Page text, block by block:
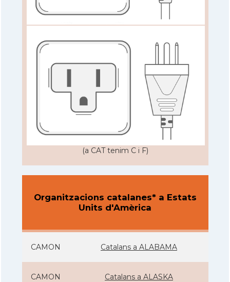
(a CAT tenim C i F)
Organitzacions catalanes* a Estats
Units d'Amèrica
CAMON Catalans a ALABAMA
CAMON Catalans a ALASKA